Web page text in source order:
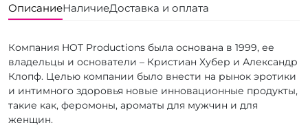
ОписаниеНаличиеДоставка и оплата
Компания HOT Productions была основана в 1999, ее
владельцы и основатели – Кристиан Хубер и Александр
Клопф. Целью компании было внести на рынок эротики
и интимного здоровья новые инновационные продукты,
такие как, феромоны, ароматы для мужчин и для
женщин.